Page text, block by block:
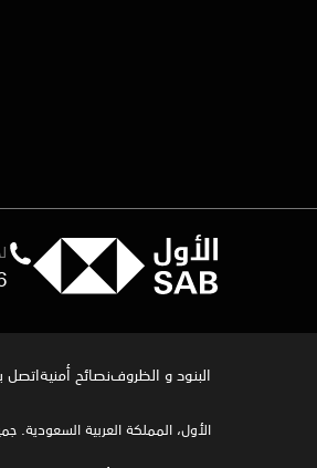
البنود و الظروفنصائح أمنيةاتصل
الأول، المملكة العربية السعودية.